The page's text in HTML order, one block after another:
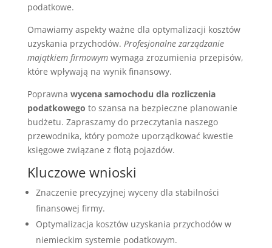
podatkowe.
Omawiamy aspekty ważne dla optymalizacji kosztów
uzyskania przychodów. Profesjonalne zarządzanie
majątkiem firmowymwymaga zrozumienia przepisów,
które wpływają na wynik finansowy.
Poprawna wycena samochodu dla rozliczenia
podatkowego to szansa na bezpieczne planowanie
budżetu. Zapraszamy do przeczytania naszego
przewodnika, który pomoże uporządkować kwestie
księgowe związane z flotą pojazdów.
Kluczowe wnioski
Znaczenie precyzyjnej wyceny dla stabilności
finansowej firmy.
Optymalizacja kosztów uzyskania przychodów w
niemieckim systemie podatkowym.